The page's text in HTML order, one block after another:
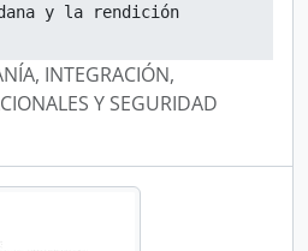
y la rendición
INTEGRACIÓN,
Y SEGURIDAD